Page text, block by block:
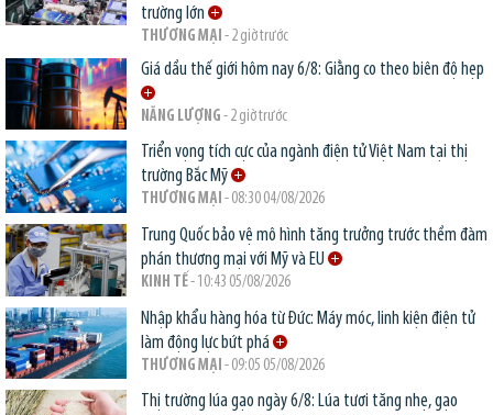
trường lớn
THƯƠNG MẠI - 2 giờ trước
Giá dầu thế giới hôm nay 6/8: Giằng co theo biên độ hẹp
NĂNG LƯỢNG - 2 giờ trước
Triển vọng tích cực của ngành điện tử Việt Nam tại thị
trường Bắc Mỹ
THƯƠNG MẠI - 08:30 04/08/2026
Trung Quốc bảo vệ mô hình tăng trưởng trước thềm đàm
phán thương mại với Mỹ và EU
KINH TẾ- 10:43 05/08/2026
Nhập khẩu hàng hóa từ Đức: Máy móc, linh kiện điện tử
làm động lực bứt phá
THƯƠNG MẠI - 09:05 05/08/2026
Thị trường lúa gạo ngày 6/8: Lúa tươi tăng nhẹ, gạo